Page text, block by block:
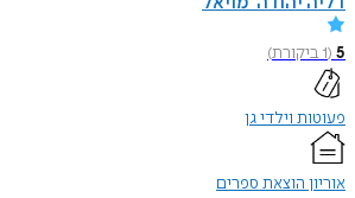
5
(
1ביקורת)
פעוטות וילדי גן
אוריון הוצאת ספרים